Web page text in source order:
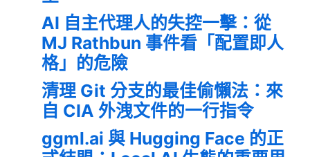
AI 自主代理人的失控一擊：從
MJ Rathbun 事件看「配置即人
格」的危險
清理 Git 分支的最佳偷懶法：來
自 CIA 外洩文件的一行指令
ggml.ai 與 Hugging Face 的正